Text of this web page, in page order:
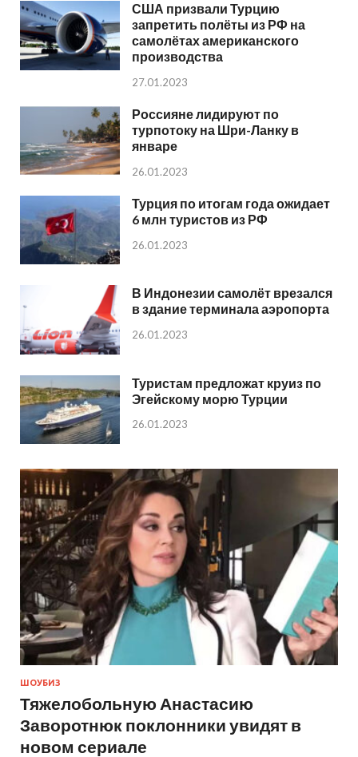
США призвали Турцию
запретить полёты из РФ на
самолётах американского
производства
27.01.2023
Россияне лидируют по
турпотоку на Шри-Ланку в
январе
26.01.2023
Турция по итогам года ожидает
6 млн туристов из РФ
26.01.2023
В Индонезии самолёт врезался
в здание терминала аэропорта
26.01.2023
Туристам предложат круиз по
Эгейскому морю Турции
26.01.2023
ШОУБИЗ
Тяжелобольную Анастасию
Заворотнюк поклонники увидят в
новом сериале